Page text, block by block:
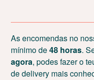
As encomendas no
mínimo de48 horas.
agora, podes fazer o
de delivery mais